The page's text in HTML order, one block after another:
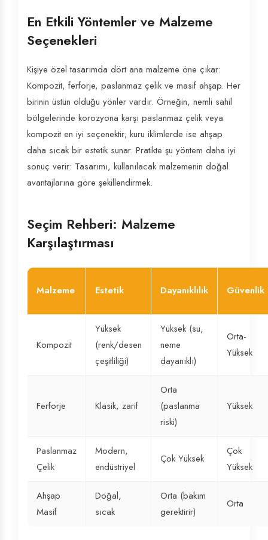
En Etkili Yöntemler ve Malzeme
Seçenekleri
Kişiye özel tasarımda dört ana malzeme öne çıkar:
Kompozit, ferforje, paslanmaz çelik ve masif ahşap. Her
birinin üstün olduğu yönler vardır. Örneğin, nemli sahil
bölgelerinde korozyona karşı paslanmaz çelik veya
kompozit en iyi seçenektir; kuru iklimlerde ise ahşap
daha sıcak bir estetik sunar. Pratikte şu yöntem daha iyi
sonuç verir: Tasarımı, kullanılacak malzemenin doğal
avantajlarına göre şekillendirmek.
Seçim Rehberi: Malzeme
Karşılaştırması
Malzeme Estetik Dayanıklılık Güvenlik
Kompozit
Yüksek
(renk/desen
çeşitliliği)
Yüksek (su,
neme
dayanıklı)
Orta-
Yüksek
Ferforje Klasik, zarif
Orta
(paslanma
riski)
Yüksek
Paslanmaz
Çelik
Modern,
endüstriyel
Çok Yüksek
Çok
Yüksek
Ahşap
Masif
Doğal,
sıcak
Orta (bakım
gerektirir)
Orta